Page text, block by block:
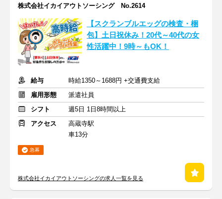
株式会社イカイアウトソーシング No.2614
【スクランブルエッグの検査・梱
包】土日祝休み！20代～40代の女
性活躍中！9時～もOK！
給与
時給1350～1688円 +交通費支給
雇用形態
派遣社員
シフト
週5日 1日8時間以上
アクセス
高蔵寺駅
車13分
急募
株式会社イカイアウトソーシングの求人一覧を見る